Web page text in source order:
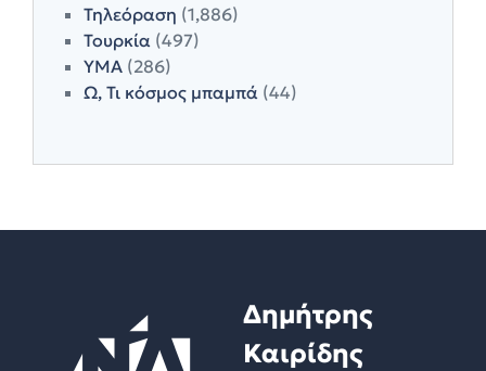
Τηλεόραση (1,886)
Τουρκία (497)
ΥΜΑ (286)
Ω, Τι κόσμος μπαμπά (44)
Δημήτρης
Καιρίδης